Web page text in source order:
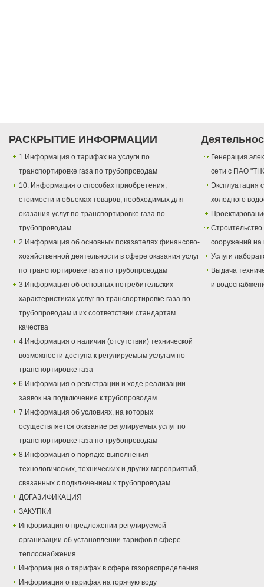
РАСКРЫТИЕ ИНФОРМАЦИИ
1.Информация о тарифах на услуги по
транспортировке газа по трубопроводам
10. Информация о способах приобретения,
стоимости и объемах товаров, необходимых для
оказания услуг по транспортировке газа по
трубопроводам
2.Информация об основных показателях финансово-
хозяйственной деятельности в сфере оказания услуг
по транспортировке газа по трубопроводам
3.Информация об основных потребительских
характеристиках услуг по транспортировке газа по
трубопроводам и их соответствии стандартам
качества
4.Информация о наличии (отсутствии) технической
возможности доступа к регулируемым услугам по
транспортировке газа
6.Информация о регистрации и ходе реализации
заявок на подключение к трубопроводам
7.Информация об условиях, на которых
осуществляется оказание регулируемых услуг по
транспортировке газа по трубопроводам
8.Информация о порядке выполнения
технологических, технических и других мероприятий,
связанных с подключением к трубопроводам
ДОГАЗИФИКАЦИЯ
ЗАКУПКИ
Информация о предложении регулируемой
организации об установлении тарифов в сфере
теплоснабжения
Информация о тарифах в сфере газораспределения
Информация о тарифах на горячую воду
Генерация
сети с ПАО
Эксплуатация
холодного
сооружений на
Услуги
Выдача
и